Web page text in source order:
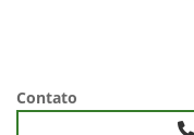
Contato